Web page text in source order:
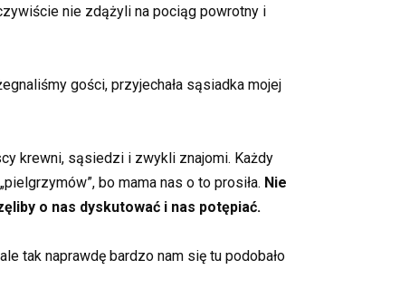
nie zdążyli na pociąg powrotny i
gości, przyjechała sąsiadka mojej
krewni, sąsiedzi i zwykli znajomi. Każdy
bo mama nas o to prosiła. Nie
o nas dyskutować i nas potępiać.
tak naprawdę bardzo nam się tu podobało